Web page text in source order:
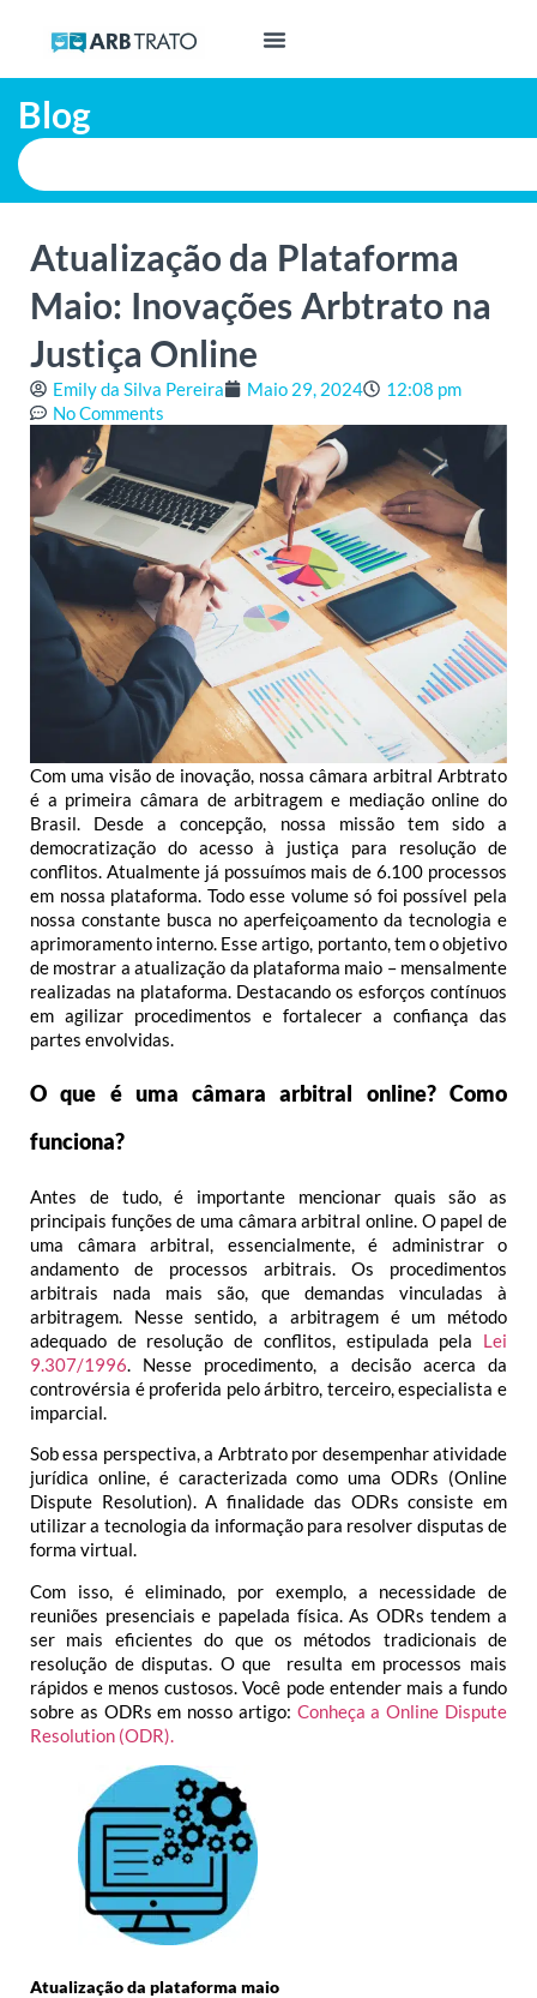
Blog
Atualização da Plataforma
Maio: Inovações Arbtrato na
Justiça Online
Emily da Silva Pereira Maio 29, 2024
12:08 pm
No Comments
Com uma visão de inovação, nossa câmara arbitral Arbtrato
é a primeira câmara de arbitragem e mediação online do
Brasil. Desde a concepção, nossa missão tem sido a
democratização do acesso à justiça para resolução de
conflitos. Atualmente já possuímos mais de 6.100 processos
em nossa plataforma. Todo esse volume só foi possível pela
nossa constante busca no aperfeiçoamento da tecnologia e
aprimoramento interno. Esse artigo, portanto, tem o objetivo
de mostrar a atualização da plataforma maio – mensalmente
realizadas na plataforma. Destacando os esforços contínuos
em agilizar procedimentos e fortalecer a confiança das
partes envolvidas.
O que é uma câmara arbitral online? Como
funciona?
Antes de tudo, é importante mencionar quais são as
principais funções de uma câmara arbitral online. O papel de
uma câmara arbitral, essencialmente, é administrar o
andamento de processos arbitrais. Os procedimentos
arbitrais nada mais são, que demandas vinculadas à
arbitragem. Nesse sentido, a arbitragem é um método
adequado de resolução de conflitos, estipulada pela Lei
9.307/1996. Nesse procedimento, a decisão acerca da
controvérsia é proferida pelo árbitro, terceiro, especialista e
imparcial.
Sob essa perspectiva, a Arbtrato por desempenhar atividade
jurídica online, é caracterizada como uma ODRs (Online
Dispute Resolution). A finalidade das ODRs consiste em
utilizar a tecnologia da informação para resolver disputas de
forma virtual.
Com isso, é eliminado, por exemplo, a necessidade de
reuniões presenciais e papelada física. As ODRs tendem a
ser mais eficientes do que os métodos tradicionais de
resolução de disputas. O que resulta em processos mais
rápidos e menos custosos. Você pode entender mais a fundo
sobre as ODRs em nosso artigo: Conheça a Online Dispute
Resolution (ODR).
Atualização da plataforma maio